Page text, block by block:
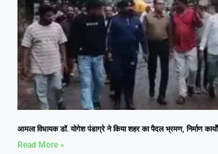
आमला विधायक डॉ. योगेश पंडाग्रे ने किया शहर का पैदल भ्रमण, निर्माण
Read More »